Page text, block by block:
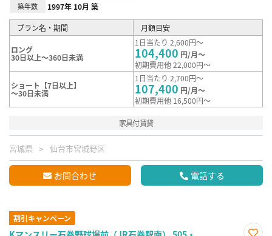
築年数 1997年 10月 築
プラン名・期間 月額目安
ロング
30日以上～360日未満
1日当たり 2,600円～
104,400 円/月～
初期費用他 22,000円～
ショート【7日以上】
～30日未満
1日当たり 2,700円～
107,400 円/月～
初期費用他 16,500円～
家具付賃貸
宮城県 仙台市宮城野区
お問合わせ 電話する
割引キャンペーン